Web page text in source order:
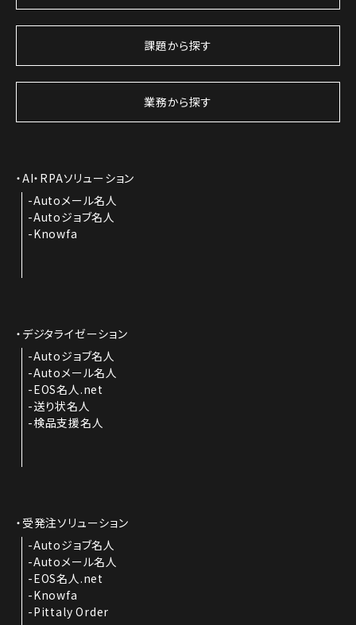
課題から探す
業務から探す
AI・RPAソリューション
Autoメール名人
Autoジョブ名人
Knowfa
デジタライゼーション
Autoジョブ名人
Autoメール名人
EOS名人.net
送り状名人
検品支援名人
受発注ソリューション
Autoジョブ名人
Autoメール名人
EOS名人.net
Knowfa
Pittaly Order